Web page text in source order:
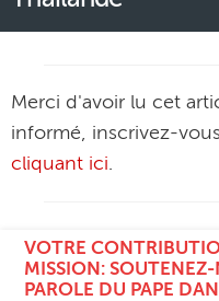
Merci d'avoir lu cet
informé, inscrivez-
cliquant ici.
VOTRE
MISSION:
PAROLE DU PAPE